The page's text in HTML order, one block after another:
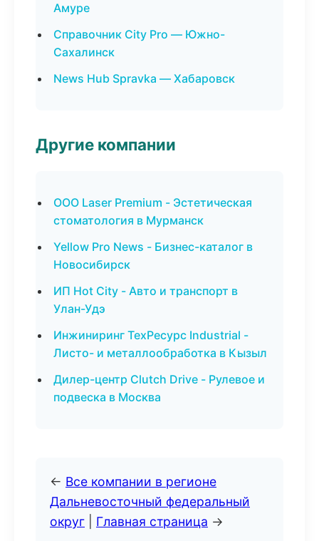
Амуре
Справочник City Pro — Южно-
Сахалинск
News Hub Spravka — Хабаровск
Другие компании
ООО Laser Premium - Эстетическая
стоматология в Мурманск
Yellow Pro News - Бизнес-каталог в
Новосибирск
ИП Hot City - Авто и транспорт в
Улан-Удэ
Инжиниринг ТехРесурс Industrial -
Листо- и металлообработка в Кызыл
Дилер-центр Clutch Drive - Рулевое и
подвеска в Москва
← Все компании в регионе
Дальневосточный федеральный
округ
Главная страница →